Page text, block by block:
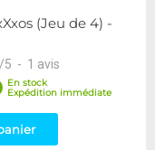
(Jeu de 4) -
/5 - 1 avis
En stock
Expédition immédiate